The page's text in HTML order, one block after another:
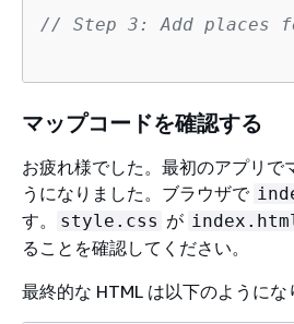
// Step 3: Add places
マップコードを確認する
お疲れ様でした。最初のアプリで
うになりました。ブラウザで
す。
style.css が
ることを確認してください。
最終的な HTML は以下のようにな